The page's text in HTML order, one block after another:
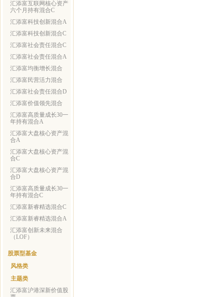
汇添富互联网核心资产
六个月持有混合C
汇添富科技创新混合A
汇添富科技创新混合C
汇添富社会责任混合C
汇添富社会责任混合A
汇添富均衡增长混合
汇添富民营活力混合
汇添富社会责任混合D
汇添富价值领先混合
汇添富高质量成长30一
年持有混合A
汇添富大盘核心资产混
合A
汇添富大盘核心资产混
合C
汇添富大盘核心资产混
合D
汇添富高质量成长30一
年持有混合C
汇添富新睿精选混合C
汇添富新睿精选混合A
汇添富创新未来混合
（LOF）
股票型基金
风格类
主题类
汇添富沪港深新价值股